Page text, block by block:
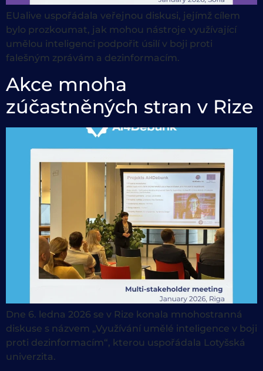
EUalive uspořádala veřejnou diskusi, jejímž cílem
bylo prozkoumat, jak mohou nástroje využívající
umělou inteligenci podpořit úsilí v boji proti
falešným zprávám a dezinformacím.
Akce mnoha
zúčastněných stran v Rize
Dne 6. ledna 2026 se v Rize konala mnohostranná
diskuse s názvem „Využívání umělé inteligence v boji
proti dezinformacím“, kterou uspořádala Lotyšská
univerzita.